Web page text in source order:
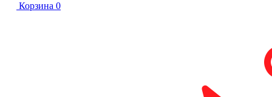
Корзина 0